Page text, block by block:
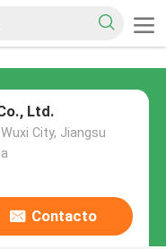
Ltd.
City, Jiangsu
Contacto